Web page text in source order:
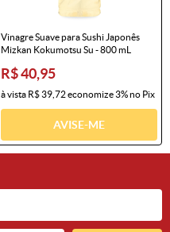
Vinagre Suave para Sushi Japonês
Mizkan Kokumotsu Su - 800 mL
R$ 40,95
à vista R$ 39,72economize3%no Pix
AVISE-ME